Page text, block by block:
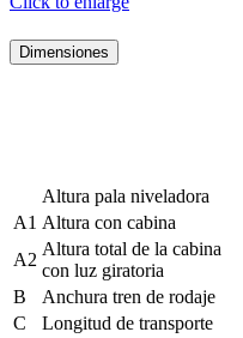
Dimensiones
Altura pala niveladora
A1 Altura con cabina
A2
Altura total de la cabina
con luz giratoria
B
Anchura tren de rodaje
C
Longitud de transporte